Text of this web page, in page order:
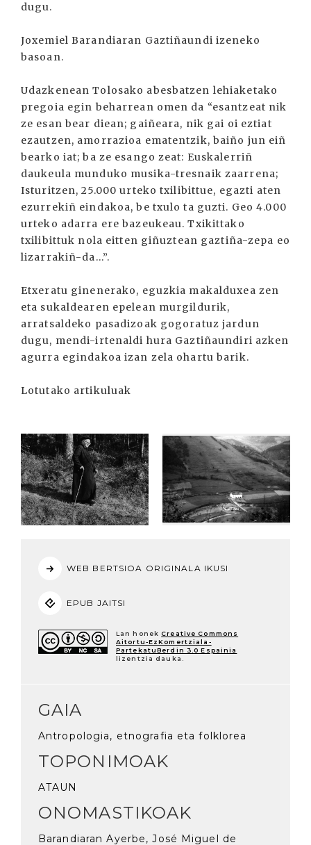
dugu.
Joxemiel Barandiaran Gaztiñaundi izeneko
basoan.
Udazkenean Tolosako abesbatzen lehiaketako
pregoia egin beharrean omen da “esantzeat nik
ze esan bear diean; gaiñeara, nik gai oi eztiat
ezautzen, amorrazioa ematentzik, baiño jun eiñ
bearko iat; ba ze esango zeat: Euskalerriñ
daukeula munduko musika-tresnaik zaarrena;
Isturitzen, 25.000 urteko txilibittue, egazti aten
ezurrekiñ eindakoa, be txulo ta guzti. Geo 4.000
urteko adarra ere bazeukeau. Txikittako
txilibittuk nola eitten giñuztean gaztiña-zepa eo
lizarrakiñ-da...”.
Etxeratu ginenerako, eguzkia makalduxea zen
eta sukaldearen epelean murgildurik,
arratsaldeko pasadizoak gogoratuz jardun
dugu, mendi-irtenaldi hura Gaztiñaundiri azken
agurra egindakoa izan zela ohartu barik.
Lotutako artikuluak
WEB BERTSIOA ORIGINALA IKUSI
EPUB JAITSI
Lan honek Creative Commons
Aitortu-EzKomertziala-
PartekatuBerdin 3.0 Espainia
lizentzia dauka.
GAIA
Antropologia, etnografia eta folklorea
TOPONIMOAK
ATAUN
ONOMASTIKOAK
Barandiaran Ayerbe, José Miguel de